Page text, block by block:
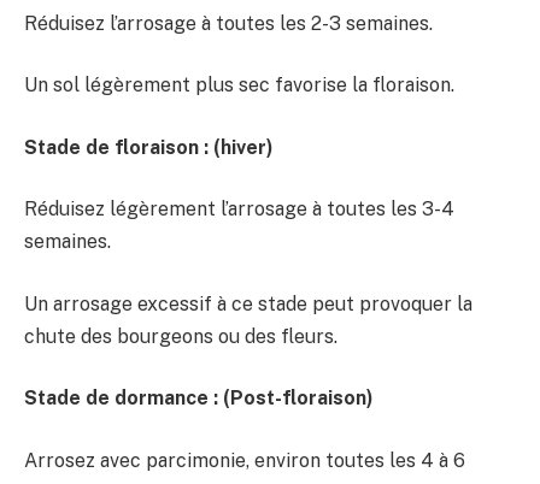
Réduisez l’arrosage à toutes les 2-3 semaines.
Un sol légèrement plus sec favorise la floraison.
Stade de floraison : (hiver)
Réduisez légèrement l’arrosage à toutes les 3-4
semaines.
Un arrosage excessif à ce stade peut provoquer la
chute des bourgeons ou des fleurs.
Stade de dormance : (Post-floraison)
Arrosez avec parcimonie, environ toutes les 4 à 6